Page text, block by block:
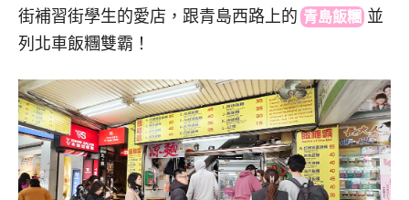
街補習街學生的愛店，跟青島西路上的 青島飯糰 並
列北車飯糰雙霸！